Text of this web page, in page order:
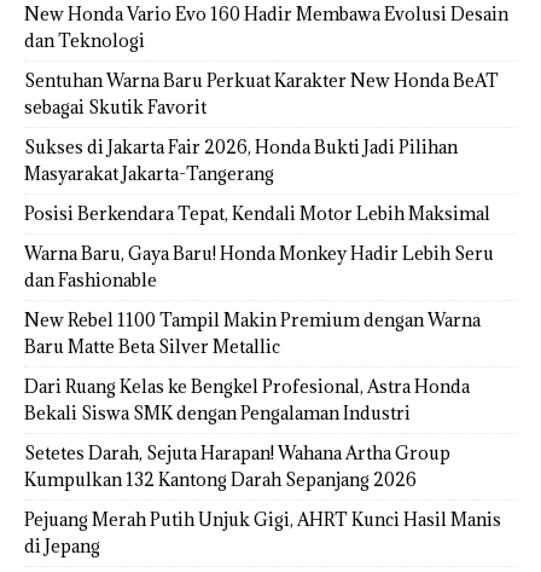
New Honda Vario Evo 160 Hadir Membawa Evolusi Desain
dan Teknologi
Sentuhan Warna Baru Perkuat Karakter New Honda BeAT
sebagai Skutik Favorit
Sukses di Jakarta Fair 2026, Honda Bukti Jadi Pilihan
Masyarakat Jakarta-Tangerang
Posisi Berkendara Tepat, Kendali Motor Lebih Maksimal
Warna Baru, Gaya Baru! Honda Monkey Hadir Lebih Seru
dan Fashionable
New Rebel 1100 Tampil Makin Premium dengan Warna
Baru Matte Beta Silver Metallic
Dari Ruang Kelas ke Bengkel Profesional, Astra Honda
Bekali Siswa SMK dengan Pengalaman Industri
Setetes Darah, Sejuta Harapan! Wahana Artha Group
Kumpulkan 132 Kantong Darah Sepanjang 2026
Pejuang Merah Putih Unjuk Gigi, AHRT Kunci Hasil Manis
di Jepang